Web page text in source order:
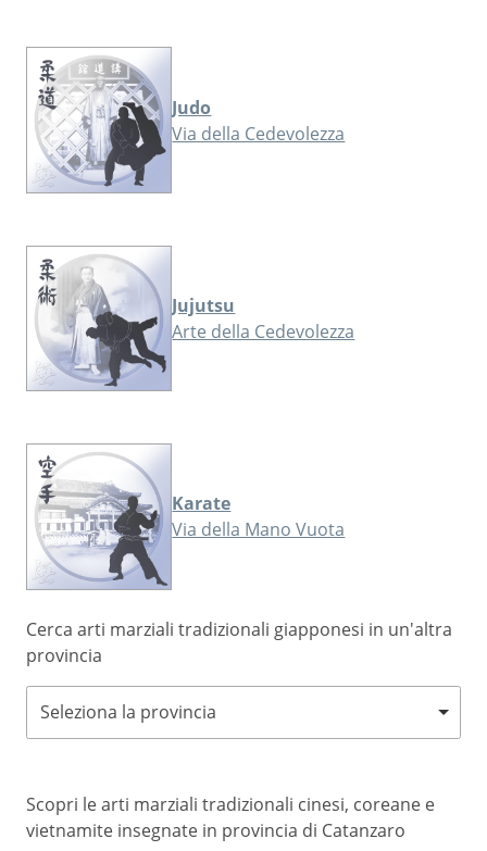
Judo
Via della Cedevolezza
Jujutsu
Arte della Cedevolezza
Karate
Via della Mano Vuota
Cerca arti marziali tradizionali giapponesi in un'altra
provincia
Seleziona la provincia
Scopri le arti marziali tradizionali cinesi, coreane e
vietnamite insegnate in provincia di Catanzaro